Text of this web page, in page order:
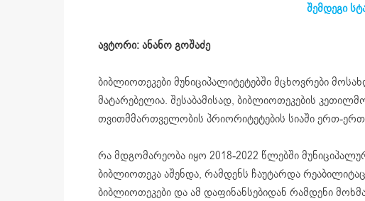
შემდეგი
ავტორი: ანანო გოშაძე
ბიბლიოთეკები მუნიციპალიტეტებში მცხოვრები
მატარებელია. შესაბამისად, ბიბლიოთეკების
თვითმმართველობის პრიორიტეტების სიაში ერთ-
რა მდგომარეობა იყო 2018-2022 წლებში
ბიბლიოთეკა აშენდა, რამდენს ჩაუტარდა
ბიბლიოთეკები და ამ დაფინანსებიდან რამდენი